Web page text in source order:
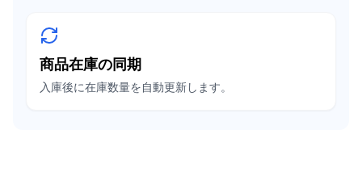
商品在庫の同期
入庫後に在庫数量を自動更新します。